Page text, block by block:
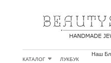
КАТАЛОГ ЛУКБУК
Наш